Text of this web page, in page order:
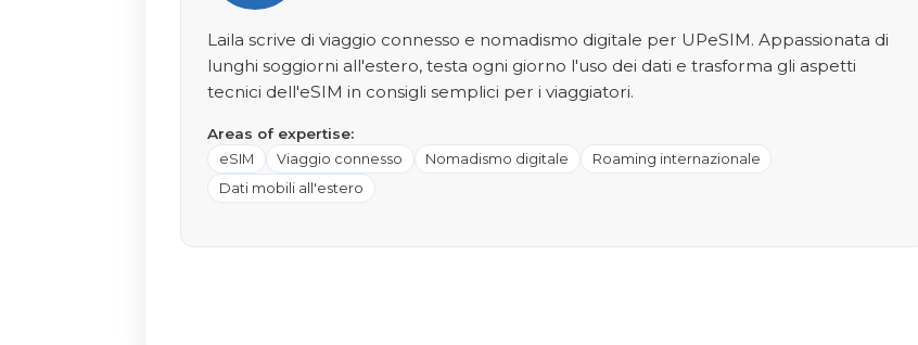
Laila scrive di viaggio connesso e nomadismo digitale per UPeSIM. Appassionata di
lunghi soggiorni all'estero, testa ogni giorno l'uso dei dati e trasforma gli aspetti
tecnici dell'eSIM in consigli semplici per i viaggiatori.
Areas of expertise:
eSIM Viaggio connesso Nomadismo digitale
Roaming internazionale
Dati mobili all'estero